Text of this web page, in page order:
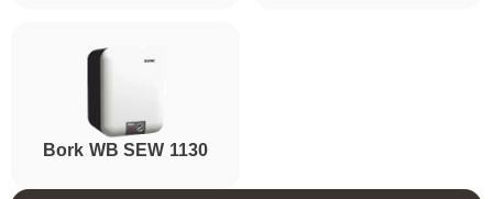
Bork WB SEW 1130